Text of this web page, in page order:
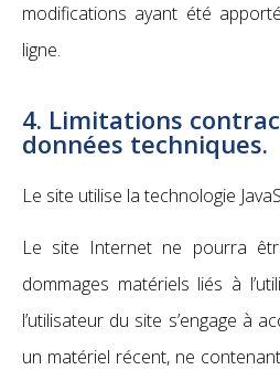
modifications ayant été
ligne.
4. Limitations
données techniques.
Le site utilise la technologie
Le site Internet ne pourra
dommages matériels liés à
l’utilisateur du site s’engage à
un matériel récent, ne